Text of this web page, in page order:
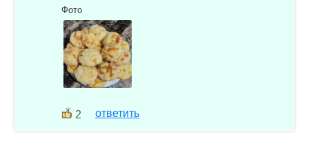
Фото
2 ответить